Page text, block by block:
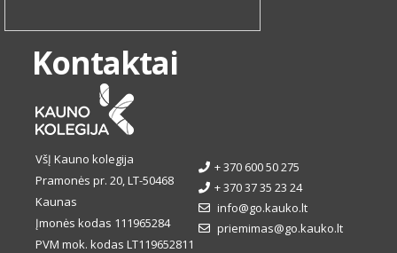
Kontaktai
VšĮ Kauno kolegija
Pramonės pr. 20, LT-50468
Kaunas
Įmonės kodas 111965284
PVM mok. kodas LT119652811
+ 370 600 50 275
+ 370 37 35 23 24
info@go.kauko.lt
priemimas@go.kauko.lt